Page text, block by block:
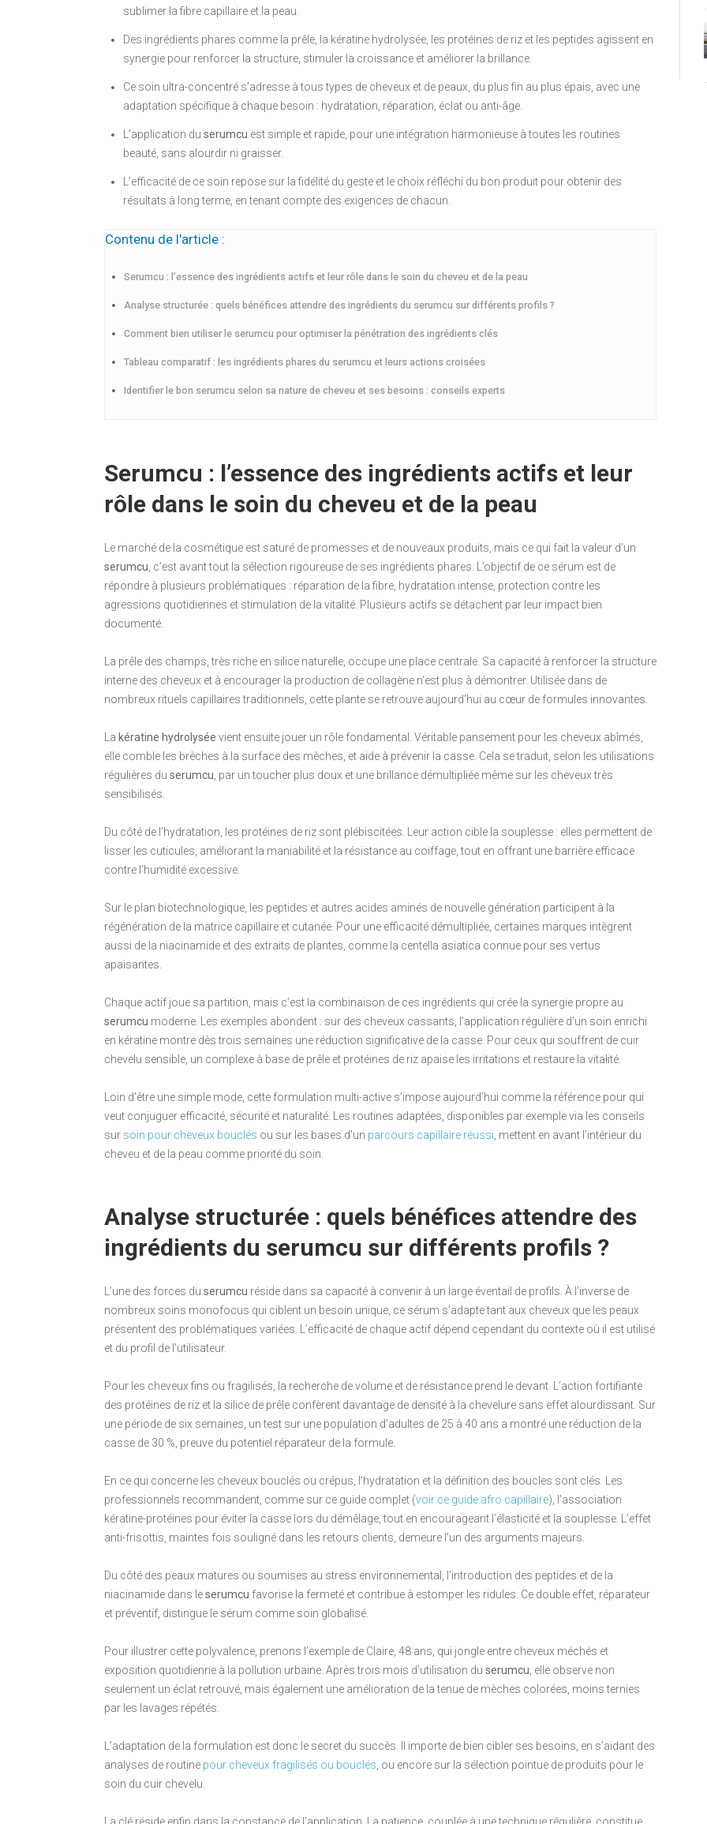
sublimer la fibre capillaire et la peau.
Des ingrédients phares comme la prêle, la kératine hydrolysée, les protéines de riz et les peptides agissent en
synergie pour renforcer la structure, stimuler la croissance et améliorer la brillance.
Ce soin ultra-concentré s’adresse à tous types de cheveux et de peaux, du plus fin au plus épais, avec une
adaptation spécifique à chaque besoin : hydratation, réparation, éclat ou anti-âge.
L’application du serumcu est simple et rapide, pour une intégration harmonieuse à toutes les routines
beauté, sans alourdir ni graisser.
L’efficacité de ce soin repose sur la fidélité du geste et le choix réfléchi du bon produit pour obtenir des
résultats à long terme, en tenant compte des exigences de chacun.
Contenu de l'article :
Serumcu : l’essence des ingrédients actifs et leur rôle dans le soin du cheveu et de la peau
Analyse structurée : quels bénéfices attendre des ingrédients du serumcu sur différents profils ?
Comment bien utiliser le serumcu pour optimiser la pénétration des ingrédients clés
Tableau comparatif : les ingrédients phares du serumcu et leurs actions croisées
Identifier le bon serumcu selon sa nature de cheveu et ses besoins : conseils experts
Serumcu : l’essence des ingrédients actifs et leur
rôle dans le soin du cheveu et de la peau
Le marché de la cosmétique est saturé de promesses et de nouveaux produits, mais ce qui fait la valeur d’un
serumcu , c’est avant tout la sélection rigoureuse de ses ingrédients phares. L’objectif de ce sérum est de
répondre à plusieurs problématiques : réparation de la fibre, hydratation intense, protection contre les
agressions quotidiennes et stimulation de la vitalité. Plusieurs actifs se détachent par leur impact bien
documenté.
La prêle des champs, très riche en silice naturelle, occupe une place centrale. Sa capacité à renforcer la structure
interne des cheveux et à encourager la production de collagène n’est plus à démontrer. Utilisée dans de
nombreux rituels capillaires traditionnels, cette plante se retrouve aujourd’hui au cœur de formules innovantes.
La kératine hydrolysée vient ensuite jouer un rôle fondamental. Véritable pansement pour les cheveux abîmés,
elle comble les brèches à la surface des mèches, et aide à prévenir la casse. Cela se traduit, selon les utilisations
régulières du serumcu , par un toucher plus doux et une brillance démultipliée même sur les cheveux très
sensibilisés.
Du côté de l’hydratation, les protéines de riz sont plébiscitées. Leur action cible la souplesse : elles permettent de
lisser les cuticules, améliorant la maniabilité et la résistance au coiffage, tout en offrant une barrière efficace
contre l’humidité excessive.
Sur le plan biotechnologique, les peptides et autres acides aminés de nouvelle génération participent à la
régénération de la matrice capillaire et cutanée. Pour une efficacité démultipliée, certaines marques intègrent
aussi de la niacinamide et des extraits de plantes, comme la centella asiatica connue pour ses vertus
apaisantes.
Chaque actif joue sa partition, mais c’est la combinaison de ces ingrédients qui crée la synergie propre au
serumcu moderne. Les exemples abondent : sur des cheveux cassants, l’application régulière d’un soin enrichi
en kératine montre dès trois semaines une réduction significative de la casse. Pour ceux qui souffrent de cuir
chevelu sensible, un complexe à base de prêle et protéines de riz apaise les irritations et restaure la vitalité.
Loin d’être une simple mode, cette formulation multi-active s’impose aujourd’hui comme la référence pour qui
veut conjuguer efficacité, sécurité et naturalité. Les routines adaptées, disponibles par exemple via les conseils
sur soin pour cheveux bouclés ou sur les bases d’un parcours capillaire réussi , mettent en avant l’intérieur du
cheveu et de la peau comme priorité du soin.
Analyse structurée : quels bénéfices attendre des
ingrédients du serumcu sur différents profils ?
L’une des forces du serumcu réside dans sa capacité à convenir à un large éventail de profils. À l’inverse de
nombreux soins monofocus qui ciblent un besoin unique, ce sérum s’adapte tant aux cheveux que les peaux
présentent des problématiques variées. L’efficacité de chaque actif dépend cependant du contexte où il est utilisé
et du profil de l’utilisateur.
Pour les cheveux fins ou fragilisés, la recherche de volume et de résistance prend le devant. L’action fortifiante
des protéines de riz et la silice de prêle confèrent davantage de densité à la chevelure sans effet alourdissant. Sur
une période de six semaines, un test sur une population d’adultes de 25 à 40 ans a montré une réduction de la
casse de 30 %, preuve du potentiel réparateur de la formule.
En ce qui concerne les cheveux bouclés ou crépus, l’hydratation et la définition des boucles sont clés. Les
professionnels recommandent, comme sur ce guide complet (voir ce guide afro capillaire), l’association
kératine-protéines pour éviter la casse lors du démêlage, tout en encourageant l’élasticité et la souplesse. L’effet
anti-frisottis, maintes fois souligné dans les retours clients, demeure l’un des arguments majeurs.
Du côté des peaux matures ou soumises au stress environnemental, l’introduction des peptides et de la
niacinamide dans leserumcu favorise la fermeté et contribue à estomper les ridules. Ce double effet, réparateur
et préventif, distingue le sérum comme soin globalisé.
Pour illustrer cette polyvalence, prenons l’exemple de Claire, 48 ans, qui jongle entre cheveux méchés et
exposition quotidienne à la pollution urbaine. Après trois mois d’utilisation du serumcu , elle observe non
seulement un éclat retrouvé, mais également une amélioration de la tenue de mèches colorées, moins ternies
par les lavages répétés.
L’adaptation de la formulation est donc le secret du succès. Il importe de bien cibler ses besoins, en s’aidant des
analyses de routine pour cheveux fragilisés ou bouclés , ou encore sur la sélection pointue de produits pour le
soin du cuir chevelu.